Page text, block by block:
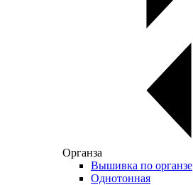
Органза
Вышивка по органзе
Однотонная